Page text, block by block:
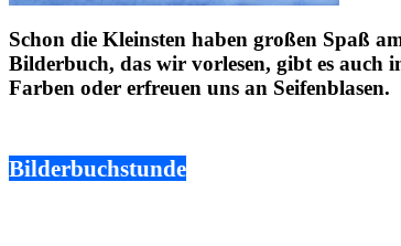
Schon die Kleinsten haben großen Spaß
Bilderbuch, das wir vorlesen, gibt es auch
Farben oder erfreuen uns an Seifenblasen.
Bilderbuchstunde